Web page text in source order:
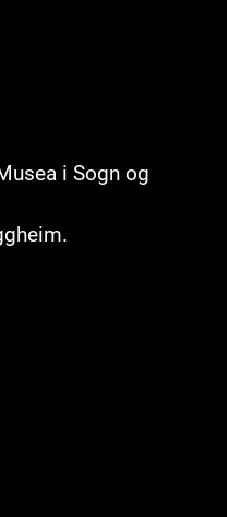
i Sogn og